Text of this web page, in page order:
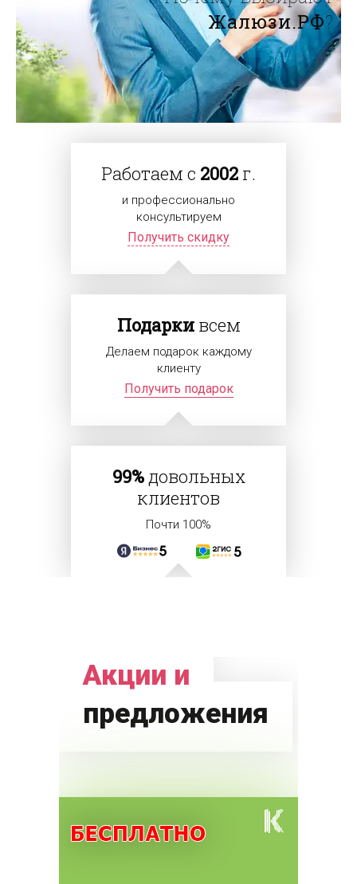
Жалюзи.РФ?
Работаем с 2002 г.
и профессионально
консультируем
Получить скидку
Подаркивсем
Делаем подарок каждому
клиенту
Получить подарок
99%довольных
клиентов
Почти 100%
Акции и
предложения